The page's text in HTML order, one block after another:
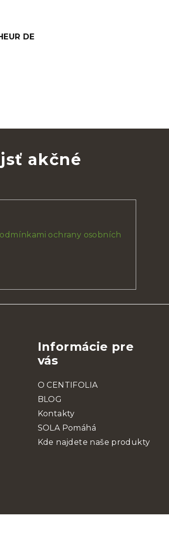
DE
akčné
ochrany osobních
Informácie pre
vás
O CENTIFOLIA
BLOG
Kontakty
SOLA Pomáhá
Kde najdete naše produkty